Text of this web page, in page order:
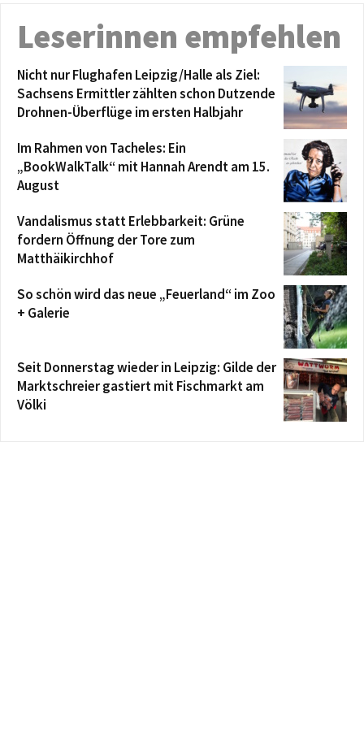
Leserinnen empfehlen
Nicht nur Flughafen Leipzig/Halle als Ziel:
Sachsens Ermittler zählten schon Dutzende
Drohnen-Überflüge im ersten Halbjahr
Im Rahmen von Tacheles: Ein
„BookWalkTalk“ mit Hannah Arendt am 15.
August
Vandalismus statt Erlebbarkeit: Grüne
fordern Öffnung der Tore zum
Matthäikirchhof
So schön wird das neue „Feuerland“ im Zoo
+ Galerie
Seit Donnerstag wieder in Leipzig: Gilde der
Marktschreier gastiert mit Fischmarkt am
Völki